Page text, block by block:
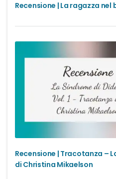
Recensione | La ragazza nel
Recensione | Tracotanza –
di Christina Mikaelson